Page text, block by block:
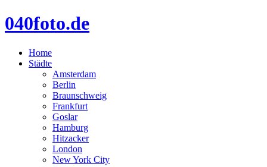
040foto.de
Home
Städte
Amsterdam
Berlin
Braunschweig
Frankfurt
Goslar
Hamburg
Hitzacker
London
New York City